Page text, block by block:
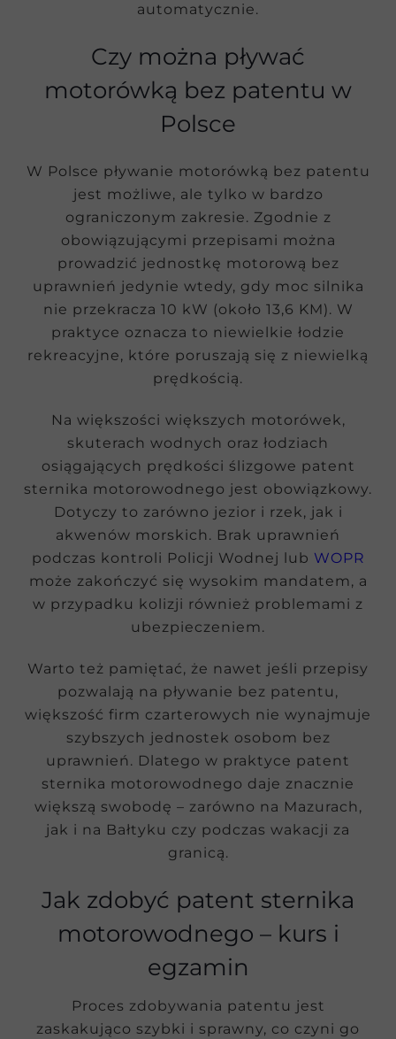
automatycznie.
Czy można pływać
motorówką bez patentu w
Polsce
W Polsce pływanie motorówką bez patentu
jest możliwe, ale tylko w bardzo
ograniczonym zakresie. Zgodnie z
obowiązującymi przepisami można
prowadzić jednostkę motorową bez
uprawnień jedynie wtedy, gdy moc silnika
nie przekracza 10 kW (około 13,6 KM). W
praktyce oznacza to niewielkie łodzie
rekreacyjne, które poruszają się z niewielką
prędkością.
Na większości większych motorówek,
skuterach wodnych oraz łodziach
osiągających prędkości ślizgowe patent
sternika motorowodnego jest obowiązkowy.
Dotyczy to zarówno jezior i rzek, jak i
akwenów morskich. Brak uprawnień
podczas kontroli Policji Wodnej lub WOPR
może zakończyć się wysokim mandatem, a
w przypadku kolizji również problemami z
ubezpieczeniem.
Warto też pamiętać, że nawet jeśli przepisy
pozwalają na pływanie bez patentu,
większość firm czarterowych nie wynajmuje
szybszych jednostek osobom bez
uprawnień. Dlatego w praktyce patent
sternika motorowodnego daje znacznie
większą swobodę – zarówno na Mazurach,
jak i na Bałtyku czy podczas wakacji za
granicą.
Jak zdobyć patent sternika
motorowodnego – kurs i
egzamin
Proces zdobywania patentu jest
zaskakująco szybki i sprawny, co czyni go